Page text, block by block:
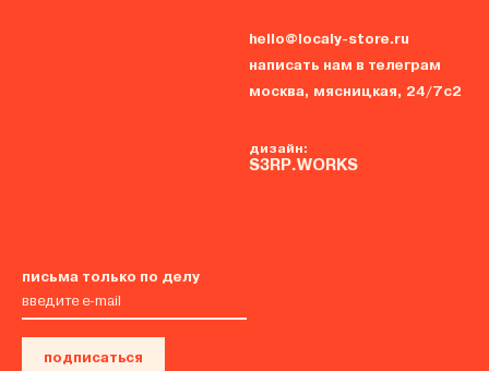
письма только по делу
подписаться
hello@localy-store.ru
написать нам в телеграм
москва, мясницкая, 24/7с2
дизайн:
S3RP.WORKS